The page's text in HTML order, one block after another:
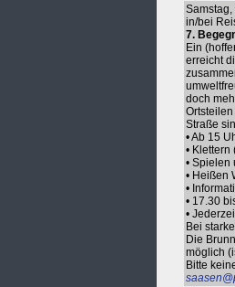
in/bei
7.
Ein
erreicht
doch
Straße
• Ab 15
•
• Spielen
• Heißen
•
• 17.30
•
Bei
Die
möglich
Bitte